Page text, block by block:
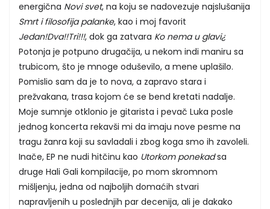
energična Novi svet, na koju se nadovezuje najslušanija
Smrt i filosofija palanke, kao i moj favorit
Jedan!Dva!!Tri!!!, dok ga zatvara Ko nema u glavi¿
Potonja je potpuno drugačija, u nekom indi maniru sa
trubicom, što je mnoge oduševilo, a mene uplašilo.
Pomislio sam da je to nova, a zapravo stara i
prežvakana, trasa kojom će se bend kretati nadalje.
Moje sumnje otklonio je gitarista i pevač Luka posle
jednog koncerta rekavši mi da imaju nove pesme na
tragu žanra koji su savladali i zbog koga smo ih zavoleli.
Inače, EP ne nudi hitčinu kao Utorkom ponekadsa
druge Hali Gali kompilacije, po mom skromnom
mišljenju, jedna od najboljih domaćih stvari
napravljenih u poslednjih par decenija, ali je dakako